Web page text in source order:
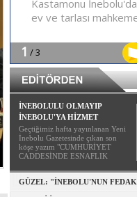
İNEBOLULU OLMAYIP
İNEBOLU'YA HİZMET
EDENLER!
Geçtiğimiz hafta yayınlanan Yeni
İnebolu Gazetesinde çıkan son
köşe yazım "CUMHURİYET
CADDESİNDE ESNAFLIK
GÜZEL: "İNEBOLU'NUN